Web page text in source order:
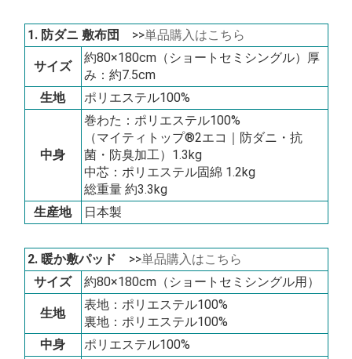
1. 防ダニ 敷布団 >>単品購入はこちら
サイズ
約80×180cm（ショートセミシングル）厚
み：約7.5cm
生地
ポリエステル100%
中身
巻わた：ポリエステル100%
（マイティトップ®2エコ｜防ダニ・抗
菌・防臭加工）1.3kg
中芯：ポリエステル固綿 1.2kg
総重量 約3.3kg
生産地
日本製
2. 暖か敷パッド >>単品購入はこちら
サイズ
約80×180cm（ショートセミシングル用）
生地
表地：ポリエステル100%
裏地：ポリエステル100%
中身
ポリエステル100%